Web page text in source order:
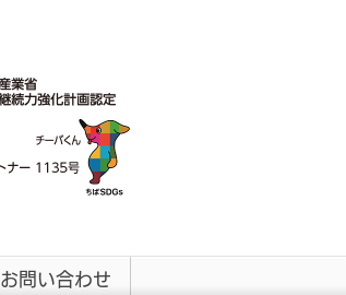
お問い合わせ